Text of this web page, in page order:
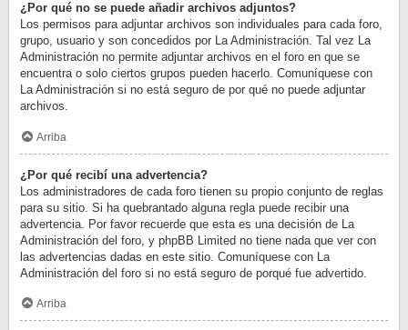
¿Por qué no se puede añadir archivos adjuntos?
Los permisos para adjuntar archivos son individuales para cada foro,
grupo, usuario y son concedidos por La Administración. Tal vez La
Administración no permite adjuntar archivos en el foro en que se
encuentra o solo ciertos grupos pueden hacerlo. Comuníquese con
La Administración si no está seguro de por qué no puede adjuntar
archivos.
Arriba
¿Por qué recibí una advertencia?
Los administradores de cada foro tienen su propio conjunto de reglas
para su sitio. Si ha quebrantado alguna regla puede recibir una
advertencia. Por favor recuerde que esta es una decisión de La
Administración del foro, y phpBB Limited no tiene nada que ver con
las advertencias dadas en este sitio. Comuníquese con La
Administración del foro si no está seguro de porqué fue advertido.
Arriba